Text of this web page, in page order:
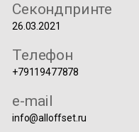
Секондпринте
26.03.2021
Телефон
+79119477878
e-mail
info@alloffset.ru